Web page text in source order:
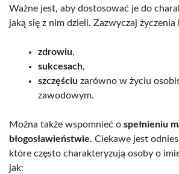
Ważne jest, aby dostosować je do
jaką się z nim dzieli. Zazwyczaj
zdrowiu,
sukcesach,
szczęściu zarówno w życiu
zawodowym.
Można także wspomnieć o spełnieniu
błogosławieństwie. Ciekawe jest
które często charakteryzują osoby o
jak: